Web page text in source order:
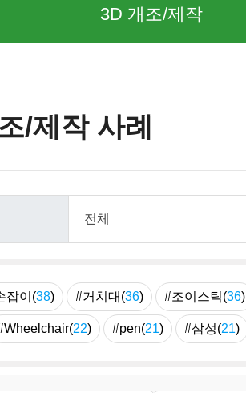
3D 개조/제작
/제작 사례
잡이(38) #거치대(36) #조이스틱(36)
22) #pen(21) #삼성(21)